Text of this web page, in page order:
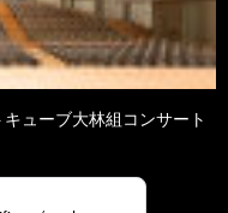
ューブ大林組コンサート